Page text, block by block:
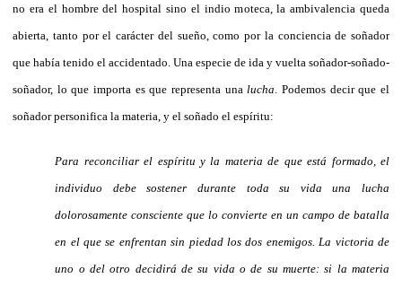
no era el hombre del hospital sino el indio moteca, la ambivalencia queda
abierta, tanto por el carácter del sueño, como por la conciencia de soñador
que había tenido el accidentado. Una especie de ida y vuelta soñador-soñado-
soñador, lo que importa es que representa una lucha . Podemos decir que el
soñador personifica la materia, y el soñado el espíritu:
Para reconciliar el espíritu y la materia de que está formado, el
individuo debe sostener durante toda su vida una lucha
dolorosamente consciente que lo convierte en un campo de batalla
en el que se enfrentan sin piedad los dos enemigos. La victoria de
uno o del otro decidirá de su vida o de su muerte: si la materia